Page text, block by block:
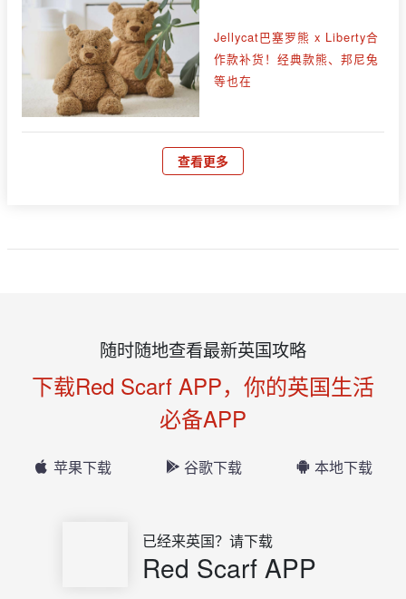
Jellycat巴塞罗熊 x Liberty合
作款补货！经典款熊、邦尼兔
等也在
查看更多
随时随地查看最新英国攻略
下载Red Scarf APP，你的英国生活
必备APP
苹果下载 谷歌下载 本地下载
已经来英国？请下载
Red Scarf APP